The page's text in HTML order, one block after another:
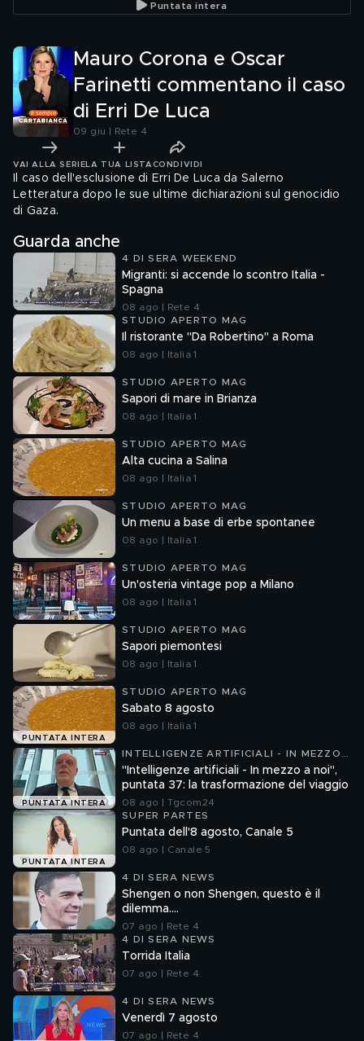
Puntata intera
Mauro Corona e Oscar
Farinetti commentano il caso
di Erri De Luca
09 giu | Rete 4
VAI ALLA SERIE LA TUA LISTA CONDIVIDI
Il caso dell'esclusione di Erri De Luca da Salerno
Letteratura dopo le sue ultime dichiarazioni sul genocidio
di Gaza.
Guarda anche
4 DI SERA WEEKEND
Migranti: si accende lo scontro Italia -
Spagna
08 ago | Rete 4
STUDIO APERTO MAG
Il ristorante "Da Robertino" a Roma
08 ago | Italia 1
STUDIO APERTO MAG
Sapori di mare in Brianza
08 ago | Italia 1
STUDIO APERTO MAG
Alta cucina a Salina
08 ago | Italia 1
STUDIO APERTO MAG
Un menu a base di erbe spontanee
08 ago | Italia 1
STUDIO APERTO MAG
Un'osteria vintage pop a Milano
08 ago | Italia 1
STUDIO APERTO MAG
Sapori piemontesi
08 ago | Italia 1
PUNTATA INTERA
STUDIO APERTO MAG
Sabato 8 agosto
08 ago | Italia 1
PUNTATA INTERA
INTELLIGENZE ARTIFICIALI - IN MEZZO
A NOI
"Intelligenze artificiali - In mezzo a noi",
puntata 37: la trasformazione del viaggio
08 ago | Tgcom24
PUNTATA INTERA
SUPER PARTES
Puntata dell'8 agosto, Canale 5
08 ago | Canale 5
4 DI SERA NEWS
Shengen o non Shengen, questo è il
dilemma....
07 ago | Rete 4
4 DI SERA NEWS
Torrida Italia
07 ago | Rete 4
4 DI SERA NEWS
Venerdì 7 agosto
07 ago | Rete 4